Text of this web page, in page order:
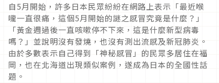
自5月開始，許多日本民眾紛紛在網路上表示「最近喉
嚨一直很痛，這個5月開始的謎之感冒究竟是什麼？」
「黃金週過後一直咳嗽停不下來，這是什麼新型病毒
嗎？」並說明沒有發燒，也沒有測出流感及新冠肺炎。
由於多數表示自己得到「神秘感冒」的民眾多居住在福
岡，也在北海道出現類似案例，遂成為日本的全國性話
題。